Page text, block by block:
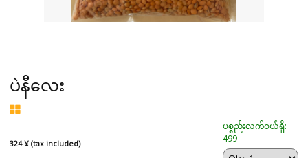
ပဲနီလေး
324 ¥ (tax included)
ပစ္စည်းလက်ဝယ်ရှိ:
499